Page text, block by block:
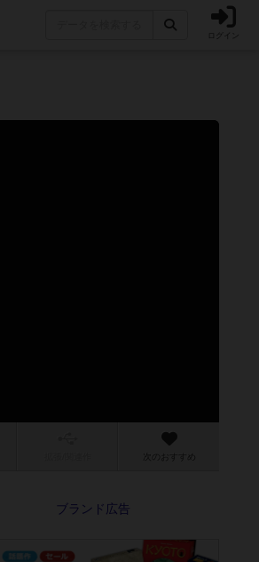
ログイン
次のおすすめ